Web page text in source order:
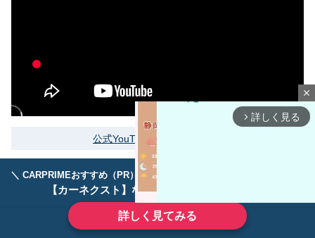
＼ CARPRIMEおすすめ（PR） ／ディーラーで手放すのはもったいない！
【カーネクスト】ならどんなクルマも高価買取
詳しく見てみる
公式YouTubeをもっと見る
close
arrow_forward_ios 詳しく見る